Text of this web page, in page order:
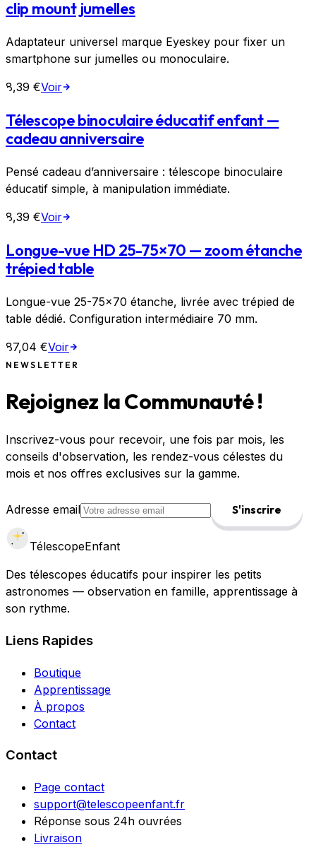
clip mount jumelles
Adaptateur universel marque Eyeskey pour fixer un
smartphone sur jumelles ou monoculaire.
8,39 €Voir
Télescope binoculaire éducatif enfant —
cadeau anniversaire
Pensé cadeau d’anniversaire : télescope binoculaire
éducatif simple, à manipulation immédiate.
8,39 €Voir
Longue-vue HD 25-75×70 — zoom étanche
trépied table
Longue-vue 25-75×70 étanche, livrée avec trépied de
table dédié. Configuration intermédiaire 70 mm.
87,04 €Voir
NEWSLETTER
Rejoignez la Communauté !
Inscrivez-vous pour recevoir, une fois par mois, les
conseils d'observation, les rendez-vous célestes du
mois et nos offres exclusives sur la gamme.
Adresse email S'inscrire
TélescopeEnfant
Des télescopes éducatifs pour inspirer les petits
astronomes — observation en famille, apprentissage à
son rythme.
Liens Rapides
Boutique
Apprentissage
À propos
Contact
Contact
Page contact
support@telescopeenfant.fr
Réponse sous 24h ouvrées
Livraison